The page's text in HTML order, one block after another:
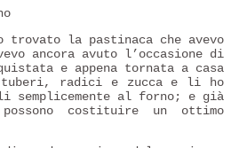
trovato la pastinaca che avevo
ancora avuto l’occasione di
e appena tornata a casa
tuberi, radici e zucca e li ho
semplicemente al forno; e già
costituire un ottimo